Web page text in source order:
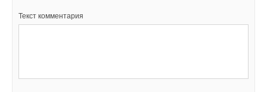
Текст комментария